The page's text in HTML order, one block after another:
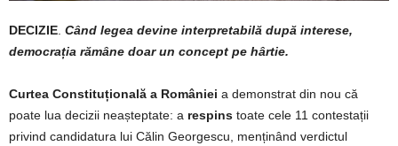
DECIZIE Când legea devine interpretabilă după interese,
democrația rămâne doar un concept pe hârtie.
Curtea Constituțională a României a demonstrat din nou că
poate lua decizii neașteptate: a respins toate cele 11 contestații
privind candidatura lui Călin Georgescu, menținând verdictul